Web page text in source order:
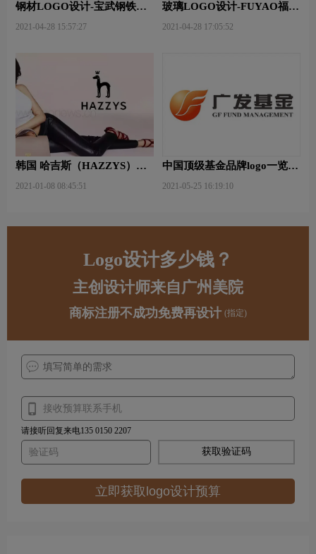
钢材LOGO设计-宝武钢铁品
2021-04-28 15:57:27
玻璃LOGO设计-FUYAO福耀
2021-04-28 17:05:52
韩国 哈吉斯（HAZZYS）品
2021-01-08 08:45:51
中国顶级基金品牌logo一览：
2021-05-25 16:19:10
Logo设计多少钱？
主创设计师来自广州美院
商标注册不成功免费再设计 (指定)
请接听回复来电135 0150 2207
获取验证码
立即获取logo设计预算